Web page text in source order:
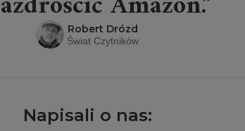
Robert Drózd
Świat Czytników
Napisali o nas: